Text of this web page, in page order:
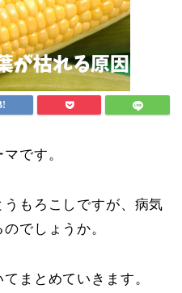
です。
もろこしですが、病気
でしょうか。
まとめていきます。